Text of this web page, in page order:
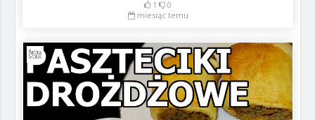
1
0
miesiąc temu